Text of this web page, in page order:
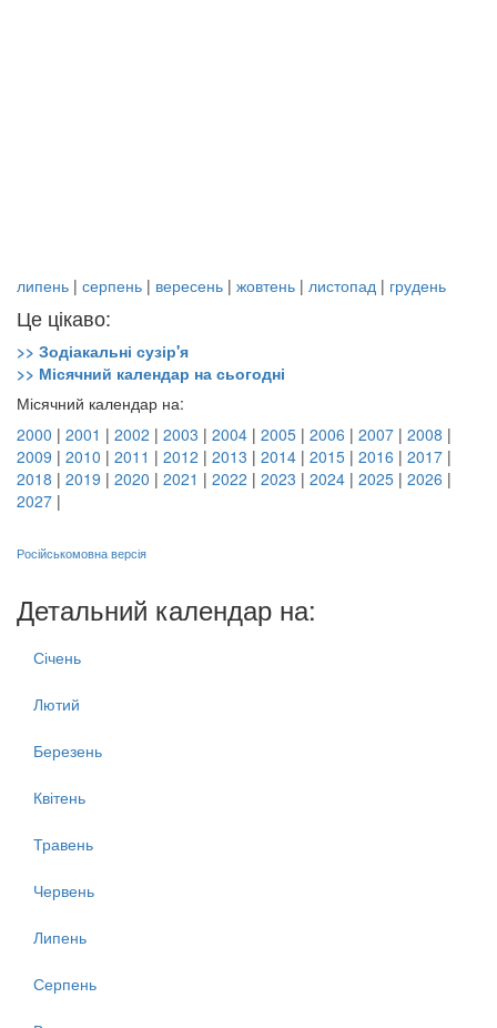
липень | серпень | вересень | жовтень | листопад | грудень
Це цікаво:
>> Зодіакальні сузір'я
>> Місячний календар на сьогодні
Місячний календар на:
2000 | 2001 | 2002 | 2003 | 2004 | 2005 | 2006 | 2007 | 2008 |
2009 | 2010 | 2011 | 2012 | 2013 | 2014 | 2015 | 2016 | 2017 |
2018 | 2019 | 2020 | 2021 | 2022 | 2023 | 2024 | 2025 | 2026 |
2027 |
Російськомовна версія
Детальний календар на:
Січень
Лютий
Березень
Квітень
Травень
Червень
Липень
Серпень